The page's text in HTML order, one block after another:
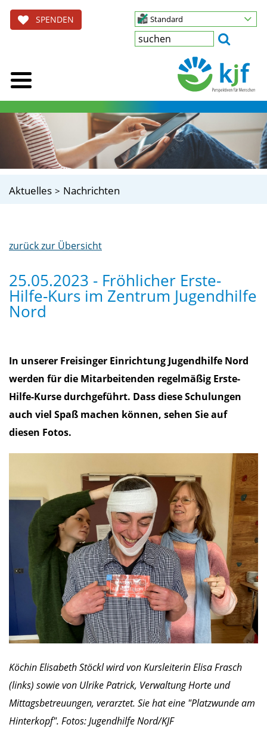
SPENDEN Standard
Aktuelles Nachrichten
zurück zur Übersicht
25.05.2023 - Fröhlicher Erste-
Hilfe-Kurs im Zentrum Jugendhilfe
Nord
In unserer Freisinger Einrichtung Jugendhilfe Nord
werden für die Mitarbeitenden regelmäßig Erste-
Hilfe-Kurse durchgeführt. Dass diese Schulungen
auch viel Spaß machen können, sehen Sie auf
diesen Fotos.
Köchin Elisabeth Stöckl wird von Kursleiterin Elisa Frasch
(links) sowie von Ulrike Patrick, Verwaltung Horte und
Mittagsbetreuungen, verarztet. Sie hat eine "Platzwunde am
Hinterkopf". Fotos: Jugendhilfe Nord/KJF